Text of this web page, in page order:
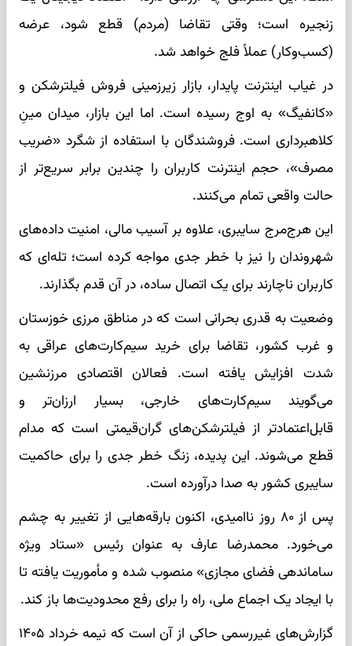
زنجیره است؛ وقتی تقاضا (مردم) قطع شود، عرضه
(کسب‌وکار) عملاً فلج خواهد شد.
در غیاب اینترنت پایدار، بازار زیرزمینی فروش فیلترشکن و
«کانفیگ» به اوج رسیده است. اما این بازار، میدان مینِ
کلاهبرداری است. فروشندگان با استفاده از شگرد «ضریب
مصرف»، حجم اینترنت کاربران را چندین برابر سریع‌تر از
حالت واقعی تمام می‌کنند.
این هرج‌مرج سایبری، علاوه بر آسیب مالی، امنیت داده‌های
شهروندان را نیز با خطر جدی مواجه کرده است؛ تله‌ای که
کاربران ناچارند برای یک اتصال ساده، در آن قدم بگذارند.
وضعیت به قدری بحرانی است که در مناطق مرزی خوزستان
و غرب کشور، تقاضا برای خرید سیم‌کارت‌های عراقی به
شدت افزایش یافته است. فعالان اقتصادی مرزنشین
می‌گویند سیم‌کارت‌های خارجی، بسیار ارزان‌تر و
قابل‌اعتمادتر از فیلترشکن‌های گران‌قیمتی است که مدام
قطع می‌شوند. این پدیده، زنگ خطر جدی را برای حاکمیت
سایبری کشور به صدا درآورده است.
پس از ۸۰ روز ناامیدی، اکنون بارقه‌هایی از تغییر به چشم
می‌خورد. محمدرضا عارف به عنوان رئیس «ستاد ویژه
ساماندهی فضای مجازی» منصوب شده و مأموریت یافته تا
با ایجاد یک اجماع ملی، راه را برای رفع محدودیت‌ها باز کند.
گزارش‌های غیررسمی حاکی از آن است که نیمه خرداد ۱۴۰۵